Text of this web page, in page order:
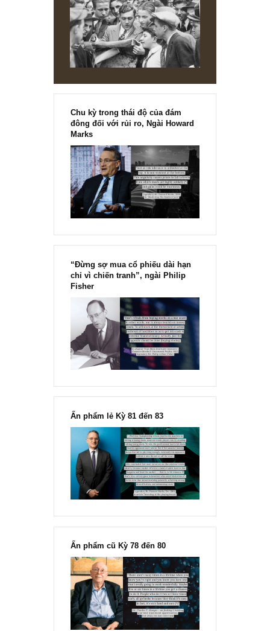
chính thức phát hành!!
Chu kỳ trong thái độ của đám
đông đối với rủi ro, Ngài Howard
Marks
“Đừng sợ mua cổ phiếu dài hạn
chỉ vì chiến tranh”, ngài Philip
Fisher